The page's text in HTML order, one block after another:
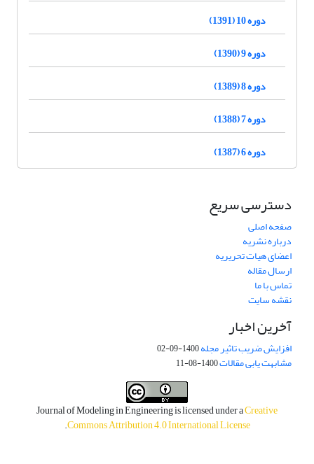
دوره 10 (1391)
دوره 9 (1390)
دوره 8 (1389)
دوره 7 (1388)
دوره 6 (1387)
دسترسی سریع
صفحه اصلی
درباره نشریه
اعضای هیات تحریریه
ارسال مقاله
تماس با ما
نقشه سایت
آخرین اخبار
افزایش ضریب تاثیر مجله1400-09-02
مشابهت یابی مقالات1400-08-11
Journal of Modeling in Engineering is licensed under aCreative
Commons Attribution 4.0 International License
.